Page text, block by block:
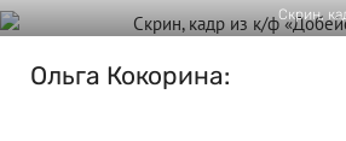
Скрин,
Ольга Кокорина: